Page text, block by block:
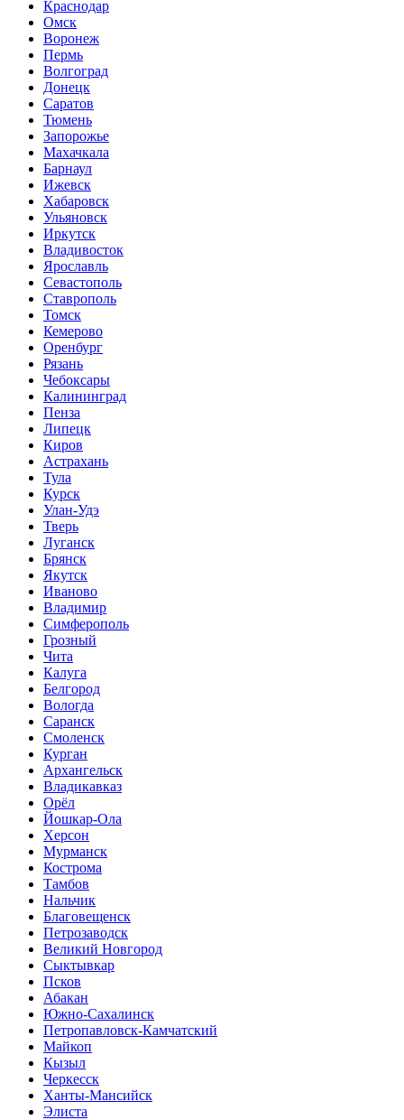
Краснодар
Омск
Воронеж
Пермь
Волгоград
Донецк
Саратов
Тюмень
Запорожье
Махачкала
Барнаул
Ижевск
Хабаровск
Ульяновск
Иркутск
Владивосток
Ярославль
Севастополь
Ставрополь
Томск
Кемерово
Оренбург
Рязань
Чебоксары
Калининград
Пенза
Липецк
Киров
Астрахань
Тула
Курск
Улан-Удэ
Тверь
Луганск
Брянск
Якутск
Иваново
Владимир
Симферополь
Грозный
Чита
Калуга
Белгород
Вологда
Саранск
Смоленск
Курган
Архангельск
Владикавказ
Орёл
Йошкар-Ола
Херсон
Мурманск
Кострома
Тамбов
Нальчик
Благовещенск
Петрозаводск
Великий Новгород
Сыктывкар
Псков
Абакан
Южно-Сахалинск
Петропавловск-Камчатский
Майкоп
Кызыл
Черкесск
Ханты-Мансийск
Элиста